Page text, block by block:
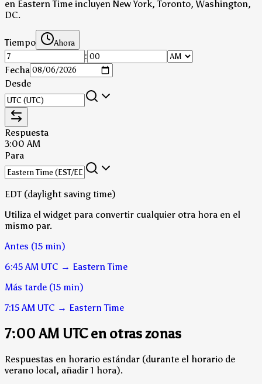
en Eastern Time incluyen New York, Toronto, Washington,
DC.
Tiempo Ahora
:
Fecha
Desde
Respuesta
3:00 AM
Para
EDT (daylight saving time)
Utiliza el widget para convertir cualquier otra hora en el
mismo par.
Antes (15 min)
6:45 AM UTC → Eastern Time
Más tarde (15 min)
7:15 AM UTC → Eastern Time
7:00 AM UTC en otras zonas
Respuestas en horario estándar (durante el horario de
verano local, añadir 1 hora).